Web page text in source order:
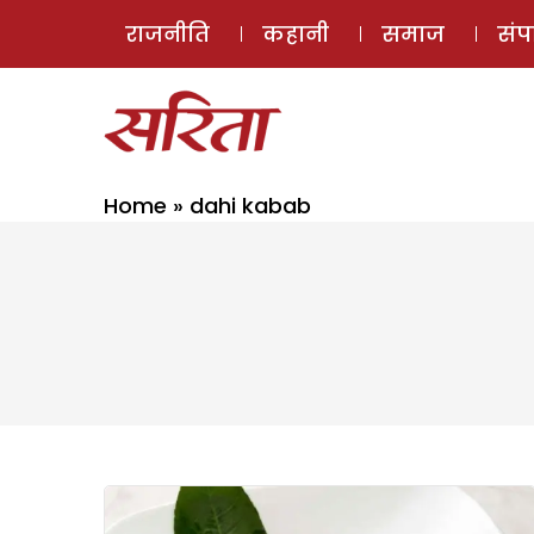
राजनीति कहानी समाज
Home » dahi kabab